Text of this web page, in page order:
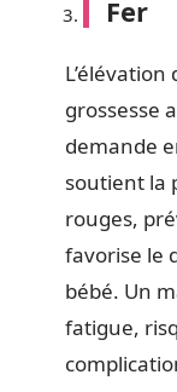
Fer
grossesse
demande
soutient la
rouges,
favorise le
bébé. Un
fatigue,